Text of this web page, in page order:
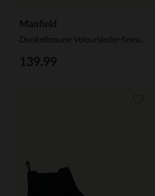
Manfield
139.99